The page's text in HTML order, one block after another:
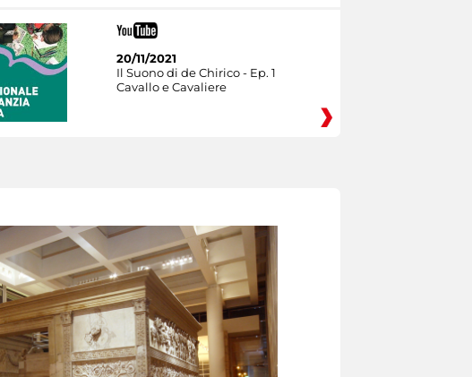
20/11/2021
Il Suono di de Chirico - Ep. 1
Cavallo e Cavaliere